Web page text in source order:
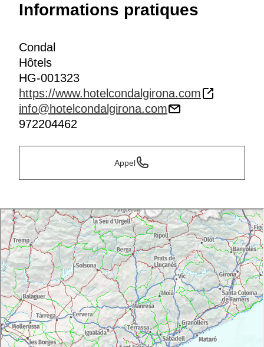
Informations pratiques
Condal
Hôtels
HG-001323
https://www.hotelcondalgirona.com
info@hotelcondalgirona.com
972204462
Appel